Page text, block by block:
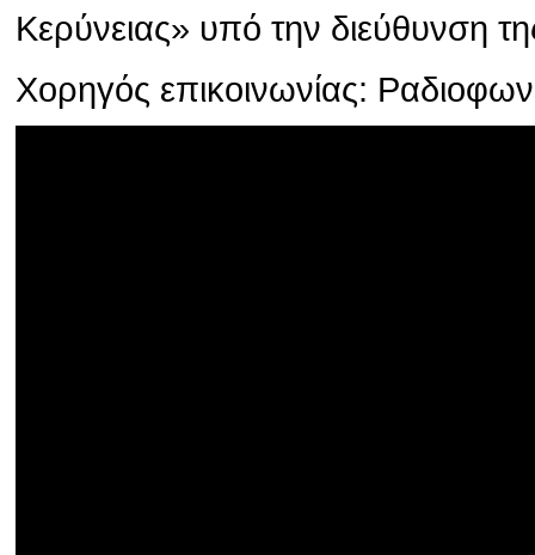
Κερύνειας» υπό την διεύθυνση
Χορηγός επικοινωνίας: